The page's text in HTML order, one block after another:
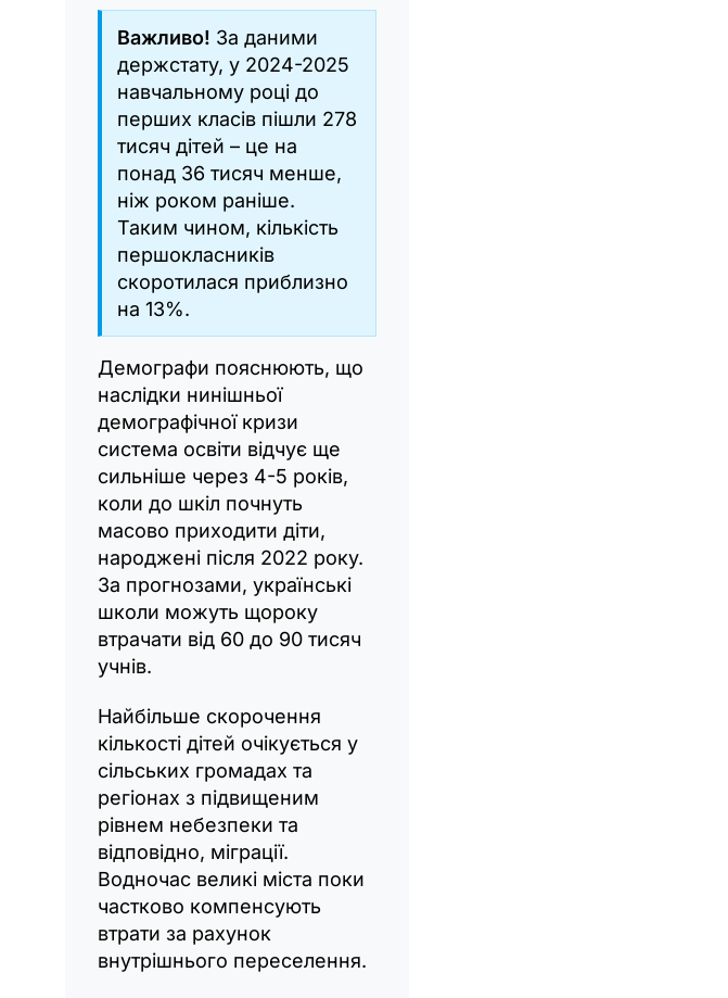
Важливо! За даними
держстату, у 2024-2025
навчальному році до
перших класів пішли 278
тисяч дітей – це на
понад 36 тисяч менше,
ніж роком раніше.
Таким чином, кількість
першокласників
скоротилася приблизно
на 13%.
Демографи пояснюють, що
наслідки нинішньої
демографічної кризи
система освіти відчує ще
сильніше через 4-5 років,
коли до шкіл почнуть
масово приходити діти,
народжені після 2022 року.
За прогнозами, українські
школи можуть щороку
втрачати від 60 до 90 тисяч
учнів.
Найбільше скорочення
кількості дітей очікується у
сільських громадах та
регіонах з підвищеним
рівнем небезпеки та
відповідно, міграції.
Водночас великі міста поки
частково компенсують
втрати за рахунок
внутрішнього переселення.